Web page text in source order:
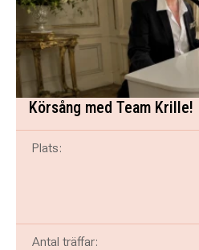
Körsång med Team Krille!
Plats:
Antal träffar: